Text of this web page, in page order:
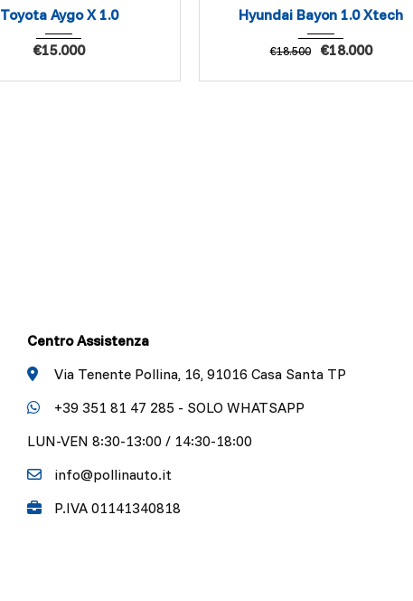
Toyota Aygo X 1.0
€15.000
Hyundai Bayon 1.0 Xtech
€18.500 €18.000
Centro Assistenza
Via Tenente Pollina, 16, 91016 Casa Santa TP
+39 351 81 47 285 - SOLO WHATSAPP
LUN-VEN 8:30-13:00 / 14:30-18:00
info@pollinauto.it
P.IVA 01141340818